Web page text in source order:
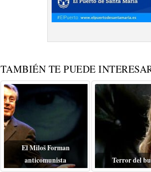
TAMBIÉN TE PUEDE
El Miloš Forman
anticomunista
Terror del